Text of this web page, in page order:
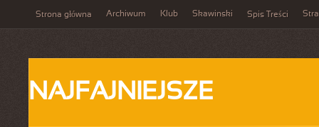
Strona główna Archiwum Klub Skawinski Spis Treści
NAJFAJNIEJSZE